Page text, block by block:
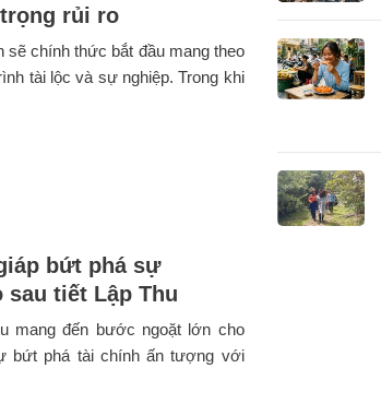
rủi ro
sẽ chính thức bắt đầu mang theo
tài lộc và sự nghiệp. Trong khi
bứt phá sự
sau tiết Lập Thu
mang đến bước ngoặt lớn cho
bứt phá tài chính ấn tượng với